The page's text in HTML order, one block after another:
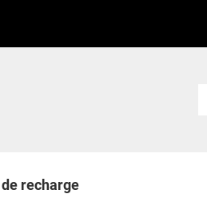
recharge